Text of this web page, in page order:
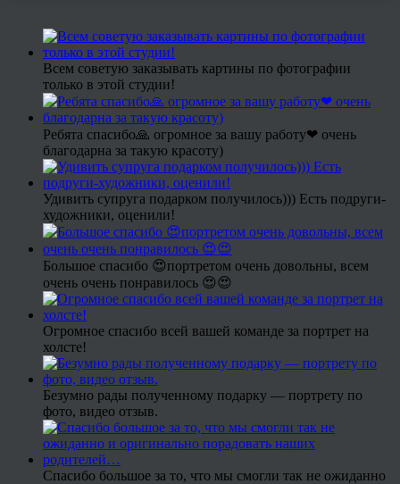
Всем советую заказывать картины по фотографии
только в этой студии!
Ребята спасибо🙏 огромное за вашу работу❤ очень
благодарна за такую красоту)
Удивить супруга подарком получилось))) Есть подруги-
художники, оценили!
Большое спасибо 😍портретом очень довольны, всем
очень очень понравилось 😍😍
Огромное спасибо всей вашей команде за портрет на
холсте!
Безумно рады полученному подарку — портрету по
фото, видео отзыв.
Спасибо большое за то, что мы смогли так не ожиданно